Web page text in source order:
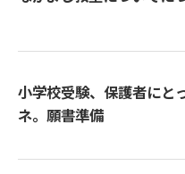
小学校受験、保護者にと
ネ。願書準備